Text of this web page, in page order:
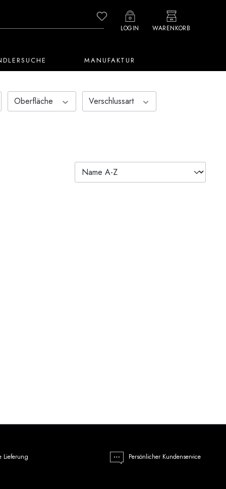
Du hast 0 Produkte auf dem
LOGIN WARENKORB
MANUFAKTUR
Oberfläche Verschlussart
Lieferung Persönlicher Kundenservice